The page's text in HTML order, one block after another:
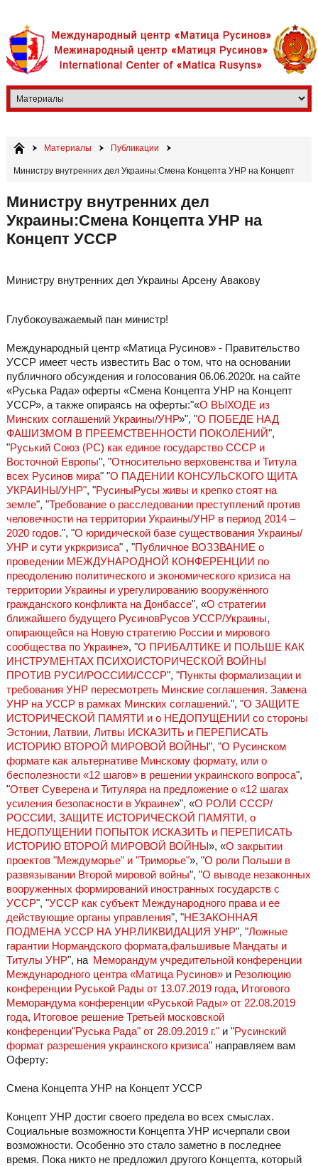
Материалы Публикации
Министру внутренних дел Украины:Смена Концепта УНР на Концепт
Министру внутренних дел
Украины:Смена Концепта УНР на
Концепт УССР
Министру внутренних дел Украины Арсену Авакову
Глубокоуважаемый пан министр!
Международный центр «Матица Русинов» - Правительство
УССР имеет честь известить Вас о том, что на основании
публичного обсуждения и голосования 06.06.2020г. на сайте
«Руська Рада» оферты «Смена Концепта УНР на Концепт
УССР», а также опираясь на оферты:"«О ВЫХОДЕ из
Минских соглашений Украины/УНР»", "О ПОБЕДЕ НАД
ФАШИЗМОМ В ПРЕЕМСТВЕННОСТИ ПОКОЛЕНИЙ",
"Руський Союз (РС) как единое государство СССР и
Восточной Европы", "Относительно верховенства и Титула
всех Русинов мира" "О ПАДЕНИИ КОНСУЛЬСКОГО ЩИТА
УКРАИНЫ/УНР", "РусиныРусы живы и крепко стоят на
земле", "Требование о расследовании преступлений против
человечности на территории Украины/УНР в период 2014 –
2020 годов.", "О юридической базе существования Украины/
УНР и сути укркризиса" , "Публичное ВОЗЗВАНИЕ о
проведении МЕЖДУНАРОДНОЙ КОНФЕРЕНЦИИ по
преодолению политического и экономического кризиса на
территории Украины и урегулированию вооружённого
гражданского конфликта на Донбассе", «О стратегии
ближайшего будущего РусиновРусов УССР/Украины,
опирающейся на Новую стратегию России и мирового
сообщества по Украине», "О ПРИБАЛТИКЕ И ПОЛЬШЕ КАК
ИНСТРУМЕНТАХ ПСИХОИСТОРИЧЕСКОЙ ВОЙНЫ
ПРОТИВ РУСИ/РОССИИ/СССР", "Пункты формализации и
требования УНР пересмотреть Минские соглашения. Замена
УНР на УССР в рамках Минских соглашений.", "О ЗАЩИТЕ
ИСТОРИЧЕСКОЙ ПАМЯТИ и о НЕДОПУЩЕНИИ со стороны
Эстонии, Латвии, Литвы ИСКАЗИТЬ и ПЕРЕПИСАТЬ
ИСТОРИЮ ВТОРОЙ МИРОВОЙ ВОЙНЫ", "О Русинском
формате как альтернативе Минскому формату, или о
бесполезности «12 шагов» в решении украинского вопроса",
"Ответ Суверена и Титуляра на предложение о «12 шагах
усиления безопасности в Украине»", «О РОЛИ СССР/
РОССИИ, ЗАЩИТЕ ИСТОРИЧЕСКОЙ ПАМЯТИ, о
НЕДОПУЩЕНИИ ПОПЫТОК ИСКАЗИТЬ и ПЕРЕПИСАТЬ
ИСТОРИЮ ВТОРОЙ МИРОВОЙ ВОЙНЫ», «О закрытии
проектов "Междуморье" и "Триморье"», "О роли Польши в
развязывании Второй мировой войны", "О выводе незаконных
вооруженных формирований иностранных государств с
УССР", "УССР как субъект Международного права и ее
действующие органы управления", "НЕЗАКОННАЯ
ПОДМЕНА УССР НА УНР.ЛИКВИДАЦИЯ УНР", "Ложные
гарантии Нормандского формата,фальшивые Мандаты и
Титулы УНР", на Меморандум учредительной конференции
Международного центра «Матица Русинов»и Резолюцию
конференции Руськой Рады от 13.07.2019 года, Итогового
Меморандума конференции «Руськой Рады» от 22.08.2019
года, Итоговое решение Третьей московской
конференции"Руська Рада" от 28.09.2019 г."и "Русинский
формат разрешения украинского кризиса" направляем вам
Оферту:
Смена Концепта УНР на Концепт УССР
Концепт УНР достиг своего предела во всех смыслах.
Социальные возможности Концепта УНР исчерпали свои
возможности. Особенно это стало заметно в последнее
время. Пока никто не предложил другого Концепта, который